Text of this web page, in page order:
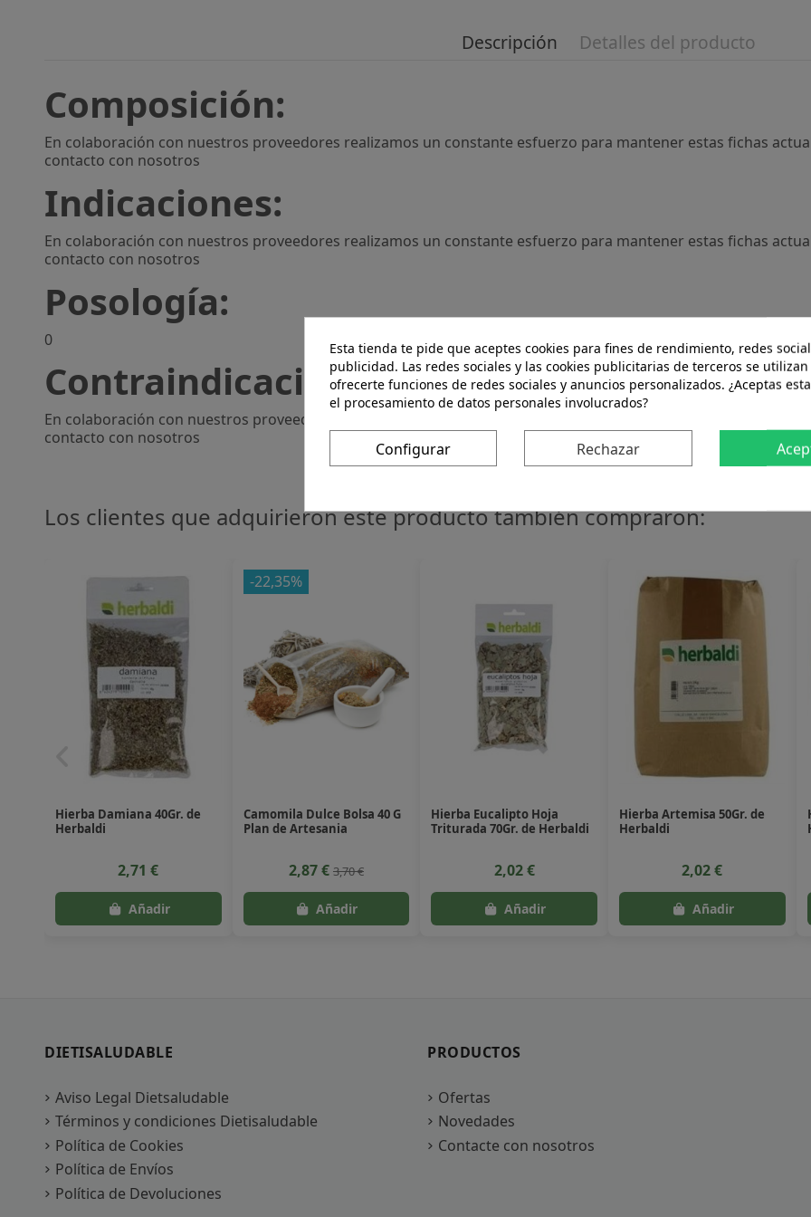
Descripción Detalles del producto
Composición:
En colaboración con nuestros proveedores realizamos un constante esfuerzo para mantener estas fichas
contacto con nosotros
Indicaciones:
En colaboración con nuestros proveedores realizamos un constante esfuerzo para mantener estas fichas
contacto con nosotros
Posología:
0
Contraindicaciones:
En colaboración con nuestros proveedores realizamos un constante esfuerzo para mantener estas fichas
contacto con nosotros
Los clientes que adquirieron este producto también compraron:
Hierba Damiana 40Gr. de
Herbaldi
2,71 €
-22,35%
Camomila Dulce Bolsa 40 G
Plan de Artesania
2,87 € 3,70 €
Hierba Eucalipto Hoja
Triturada 70Gr. de Herbaldi
2,02 €
Hierba Artemisa 50Gr. de
Herbaldi
2,02 €
DIETISALUDABLE
Aviso Legal Dietsaludable
Términos y condiciones Dietisaludable
Política de Cookies
Política de Envíos
Política de Devoluciones
PRODUCTOS
Ofertas
Novedades
Contacte con nosotros
Esta tienda te pide que aceptes cookies para fines de rendimiento, redes
publicidad. Las redes sociales y las cookies publicitarias de terceros se
ofrecerte funciones de redes sociales y anuncios personalizados. ¿Aceptas
el procesamiento de datos personales involucrados?
Configurar Rechazar